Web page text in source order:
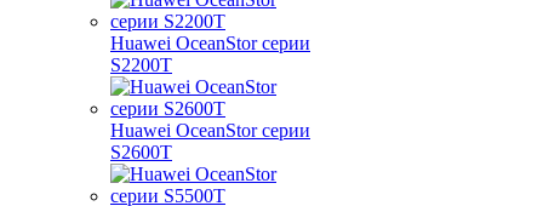
Huawei OceanStor серии
S2200T
Huawei OceanStor серии
S2600T